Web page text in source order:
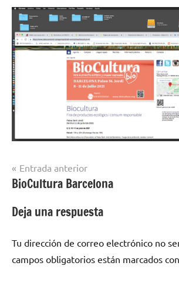
Navegación
de
entradas
Entrada anterior
BioCultura Barcelona
Deja una respuesta
Tu dirección de correo electrónico no
campos obligatorios están marcados con